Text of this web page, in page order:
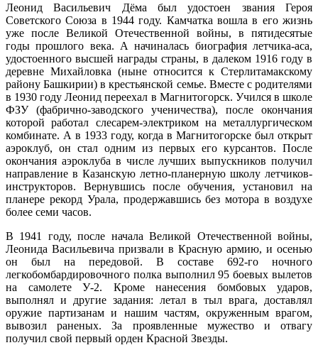
Леонид Васильевич Дёма был удостоен звания Героя
Советского Союза в 1944 году. Камчатка вошла в его жизнь
уже после Великой Отечественной войны, в пятидесятые
годы прошлого века. А начиналась биография летчика-аса,
удостоенного высшей награды страны, в далеком 1916 году в
деревне Михайловка (ныне относится к Стерлитамакскому
району Башкирии) в крестьянской семье. Вместе с родителями
в 1930 году Леонид переехал в Магнитогорск. Учился в школе
ФЗУ (фабрично-заводского ученичества), после окончания
которой работал слесарем-электриком на металлургическом
комбинате. А в 1933 году, когда в Магнитогорске был открыт
аэроклуб, он стал одним из первых его курсантов. После
окончания аэроклуба в числе лучших выпускников получил
направление в Казанскую летно-планерную школу летчиков-
инструкторов. Вернувшись после обучения, установил на
планере рекорд Урала, продержавшись без мотора в воздухе
более семи часов.
В 1941 году, после начала Великой Отечественной войны,
Леонида Васильевича призвали в Красную армию, и осенью
он был на передовой. В составе 692-го ночного
легкобомбардировочного полка выполнил 95 боевых вылетов
на самолете У-2. Кроме нанесения бомбовых ударов,
выполнял и другие задания: летал в тыл врага, доставлял
оружие партизанам и нашим частям, окруженным врагом,
вывозил раненых. За проявленные мужество и отвагу
получил свой первый орден Красной Звезды.